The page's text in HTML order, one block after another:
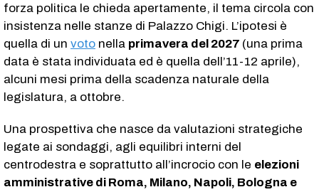
forza politica le chieda apertamente, il tema circola con
insistenza nelle stanze di Palazzo Chigi. L’ipotesi è
quella di un voto nella primavera del 2027 (una prima
data è stata individuata ed è quella dell’11-12 aprile),
alcuni mesi prima della scadenza naturale della
legislatura, a ottobre.
Una prospettiva che nasce da valutazioni strategiche
legate ai sondaggi, agli equilibri interni del
centrodestra e soprattutto all’incrocio con le elezioni
amministrative di Roma, Milano, Napoli, Bologna e